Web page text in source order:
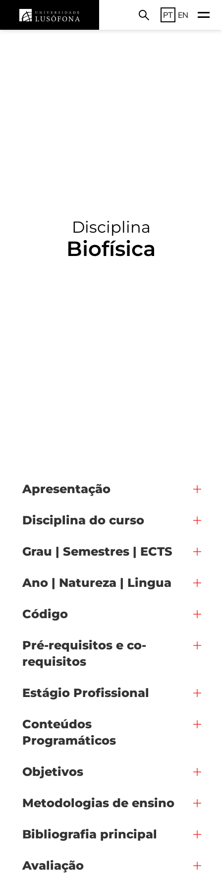
PT EN
Disciplina
Biofísica
Apresentação
Disciplina do curso
Grau | Semestres | ECTS
Ano | Natureza | Lingua
Código
Pré-requisitos e co-
requisitos
Estágio Profissional
Conteúdos
Programáticos
Objetivos
Metodologias de ensino
Bibliografia principal
Avaliação